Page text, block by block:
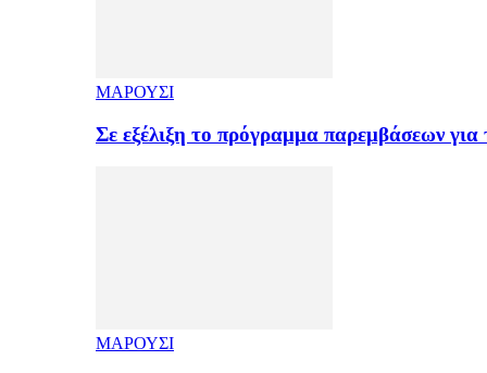
ΜΑΡΟΥΣΙ
Σε εξέλιξη το πρόγραμμα παρεμβάσεων
ΜΑΡΟΥΣΙ